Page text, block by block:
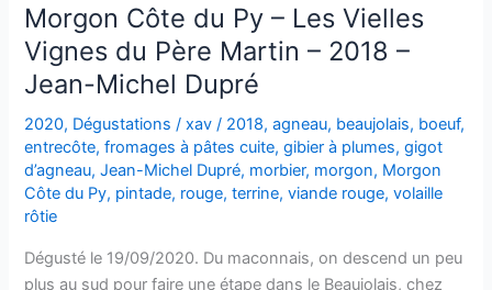
Morgon Côte du Py – Les Vielles
Vignes du Père Martin – 2018 –
Jean-Michel Dupré
2020, Dégustations /xav/ 2018,agneau, beaujolais, boeuf,
entrecôte,fromages à pâtes cuite,gibier à plumes,gigot
d’agneau,Jean-Michel Dupré, morbier, morgon, Morgon
Côte du Py, pintade, rouge,terrine,viande rouge,volaille
rôtie
Dégusté le 19/09/2020. Du maconnais, on descend un peu
plus au sud pour faire une étape dans le Beaujolais, chez